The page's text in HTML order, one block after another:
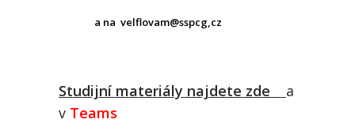
a na velflovam@sspcg,cz
Studijní materiály najdete zde a
v Teams